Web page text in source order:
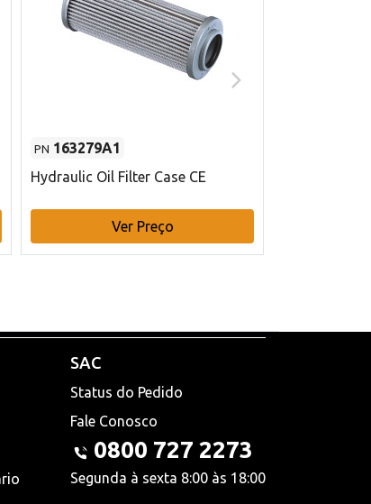
PN 163279A1
Hydraulic Oil Filter Case CE
Ver Preço
SAC
Status do Pedido
Fale Conosco
0800 727 2273
Segunda à sexta 8:00 às 18:00